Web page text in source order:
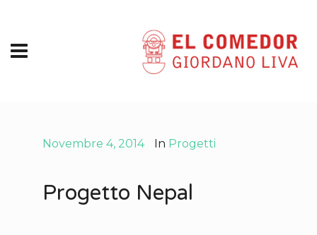
Novembre 4, 2014 In Progetti
Progetto Nepal